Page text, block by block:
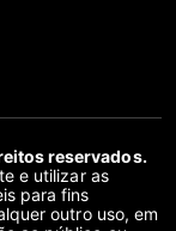
reservados.
e utilizar as
para fins
outro uso, em